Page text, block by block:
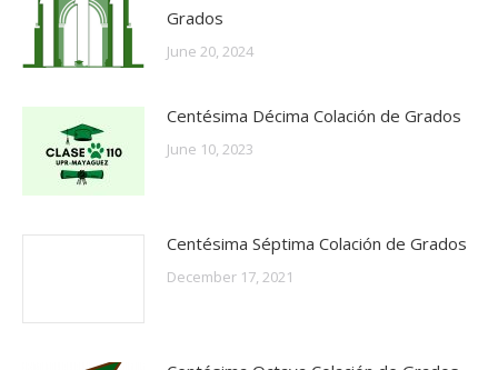
Grados
June 20, 2024
Centésima Décima Colación de Grados
June 10, 2023
Centésima Séptima Colación de Grados
December 17, 2021